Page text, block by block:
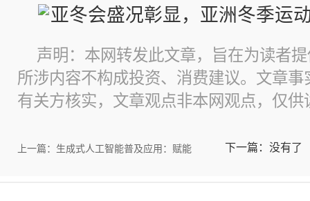
声明：本网转发此文章，旨在为读者
所涉内容不构成投资、消费建议。文章
有关方核实，文章观点非本网观点，仅供
上一篇：生成式人工智能普及应用：赋能 下一篇：没有了